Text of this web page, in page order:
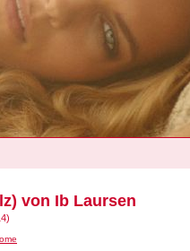
von Ib Laursen